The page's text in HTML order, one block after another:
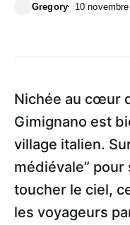
Gregory 10
Nichée au cœur
Gimignano est
village italien.
médiévale”
toucher le ciel,
les voyageurs